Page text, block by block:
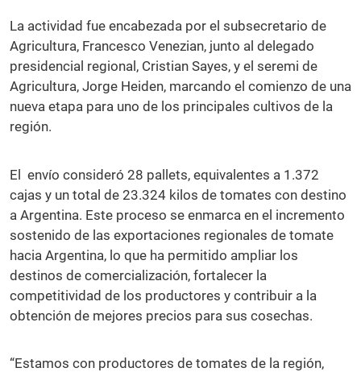
La actividad fue encabezada por el subsecretario de
Agricultura, Francesco Venezian, junto al delegado
presidencial regional, Cristian Sayes, y el seremi de
Agricultura, Jorge Heiden, marcando el comienzo de una
nueva etapa para uno de los principales cultivos de la
región.
El envío consideró 28 pallets, equivalentes a 1.372
cajas y un total de 23.324 kilos de tomates con destino
a Argentina. Este proceso se enmarca en el incremento
sostenido de las exportaciones regionales de tomate
hacia Argentina, lo que ha permitido ampliar los
destinos de comercialización, fortalecer la
competitividad de los productores y contribuir a la
obtención de mejores precios para sus cosechas.
“Estamos con productores de tomates de la región,